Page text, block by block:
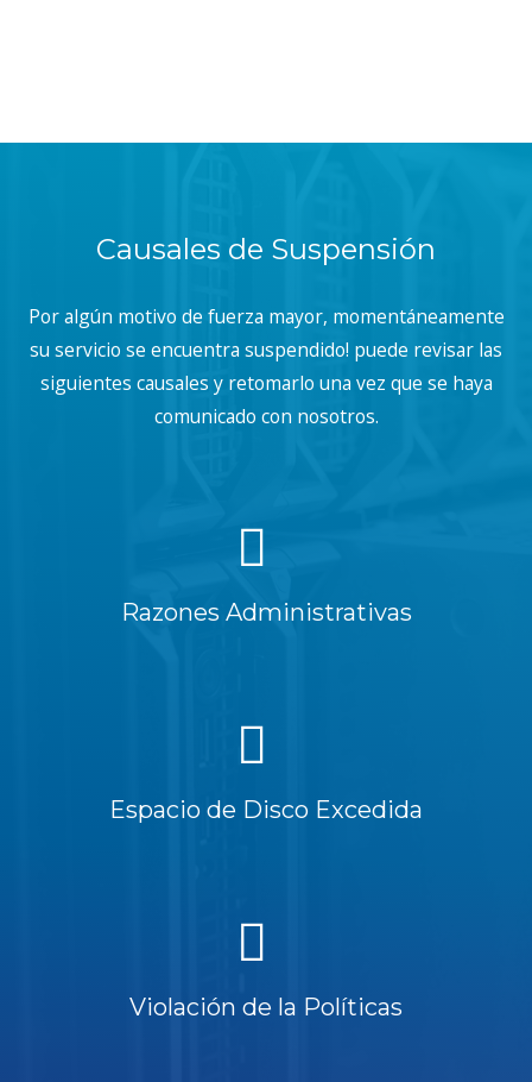
Causales de Suspensión
Por algún motivo de fuerza mayor, momentáneamente
su servicio se encuentra suspendido! puede revisar las
siguientes causales y retomarlo una vez que se haya
comunicado con nosotros.
Razones Administrativas
Espacio de Disco Excedida
Violación de la Políticas